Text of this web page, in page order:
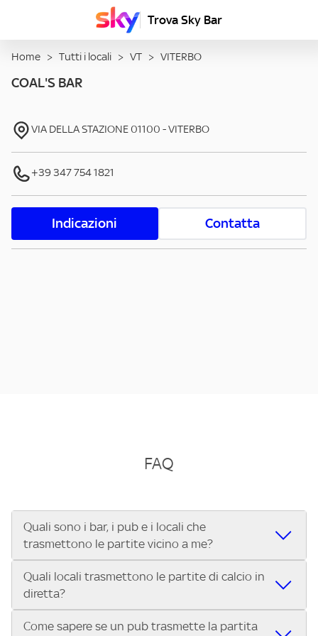
Trova Sky Bar
Home > Tutti i locali > VT > VITERBO
COAL'S BAR
VIA DELLA STAZIONE 01100 -VITERBO
+39 347 754 1821
Indicazioni Contatta
FAQ
Quali sono i bar, i pub e i locali che
trasmettono le partite vicino a me?
Se cerchi un bar, pub, ristorante o locale vicino a te per
vedere le partite di Serie A ENILIVE, la Serie C Sky Wifi, la
UEFA Champions League, la UEFA Europa League, la UEFA
Conference League, il Tennis, la Formula 1®, la MotoGP™ e
Quali locali trasmettono le partite di calcio in
diretta?
Vuoi sapere quali bar, pub o ristoranti mostrano le partite
Come sapere se un pub trasmette la partita